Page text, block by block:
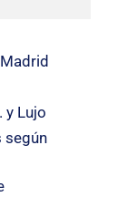
y Lujo
según